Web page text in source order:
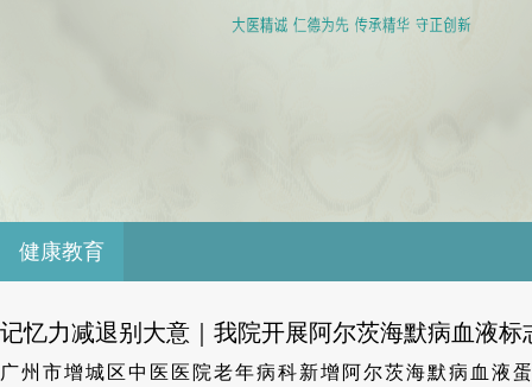
健康教育
记忆力减退别大意｜我院开展阿尔茨海默病血液
广州市增城区中医医院老年病科新增阿尔茨海默病血液